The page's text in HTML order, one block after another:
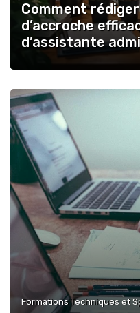
Comment
d’accroche
d’assistante
Formations Techniques et